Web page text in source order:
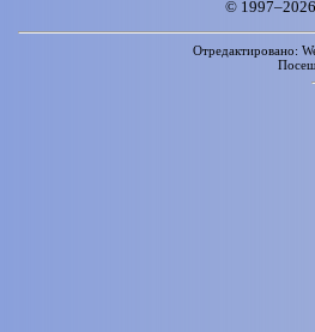
©
Отредактировано: